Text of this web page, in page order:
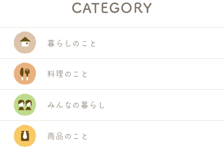
CATEGORY
暮らしのこと
料理のこと
みんなの暮らし
商品のこと